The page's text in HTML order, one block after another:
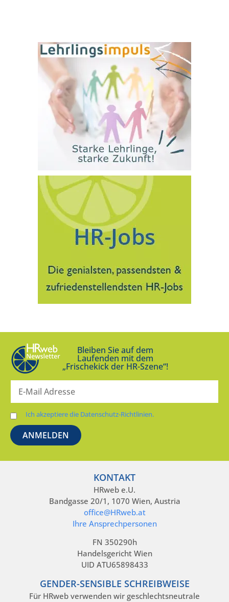
Bleiben Sie auf dem
Laufenden mit dem
„Frischekick der HR-Szene“!
Ich akzeptiere die Datenschutz-Richtlinien.
KONTAKT
HRweb e.U.
Bandgasse 20/1, 1070 Wien, Austria
office@HRweb.at
Ihre Ansprechpersonen
FN 350290h
Handelsgericht Wien
UID ATU65898433
GENDER-SENSIBLE SCHREIBWEISE
Für HRweb verwenden wir geschlechtsneutrale